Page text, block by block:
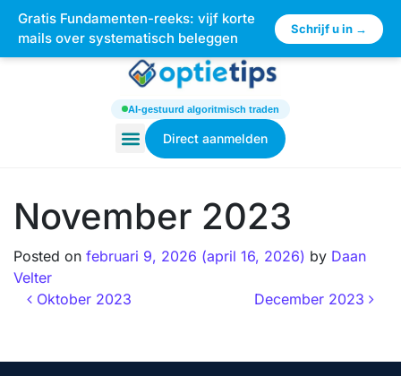
AI-gestuurd algoritmisch traden
Direct aanmelden
November 2023
Posted on februari 9, 2026 (april 16, 2026) by Daan
Velter
Oktober 2023
December 2023
Gratis Fundamenten-reeks: vijf korte
mails over systematisch beleggen
Schrijf u in → ×